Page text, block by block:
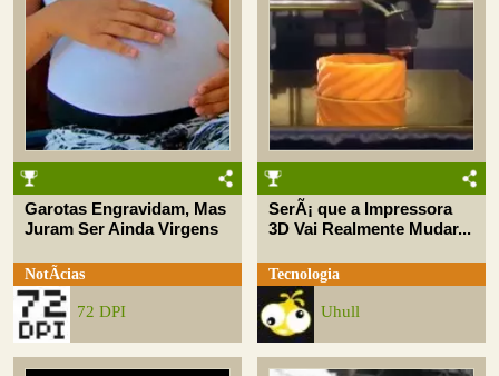
Garotas Engravidam, Mas
Juram Ser Ainda Virgens
NotÃ­cias
72 DPI
SerÃ¡ que a Impressora
3D Vai Realmente Mudar...
Tecnologia
Uhull